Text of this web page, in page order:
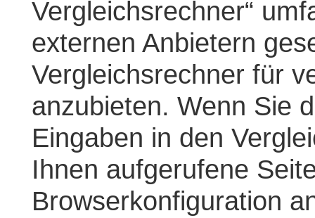
Vergleichsrechner“
externen Anbietern
Vergleichsrechner für
anzubieten. Wenn Sie
Eingaben in den
Ihnen aufgerufene
Browserkonfiguration